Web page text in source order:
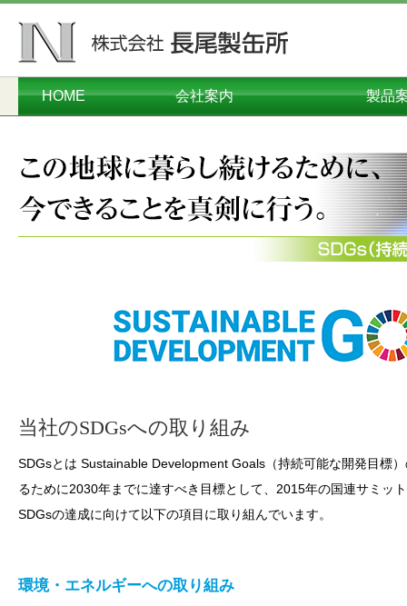
HOME 会社案内 製品
当社のSDGsへの取り組み
SDGsとは Sustainable Development Goals（持続可能な開発目標
るために2030年までに達すべき目標として、2015年の国連サミッ
SDGsの達成に向けて以下の項目に取り組んでいます。
環境・エネルギーへの取り組み